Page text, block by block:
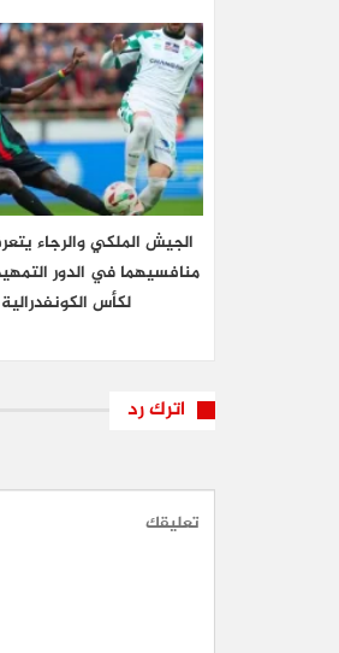
الجيش الملكي والرجاء
منافسيهما في الدور
لكأس الكونفدرالية
اترك رد